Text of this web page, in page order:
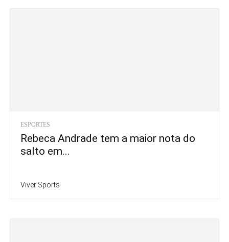
ESPORTES
Rebeca Andrade tem a maior nota do
salto em...
Viver Sports